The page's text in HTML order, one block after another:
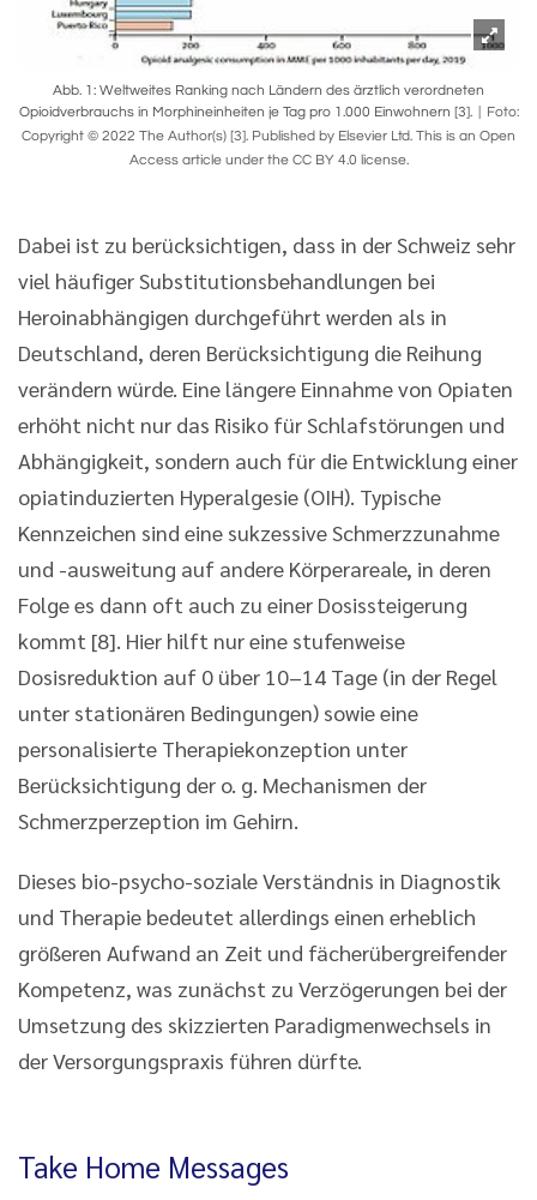
Abb. 1: Weltweites Ranking nach Ländern des ärztlich verordneten
Opioidverbrauchs in Morphineinheiten je Tag pro 1.000 Einwohnern [3].
Foto:
Copyright © 2022 The Author(s) [3]. Published by Elsevier Ltd. This is an Open
Access article under the CC BY 4.0 license.
Dabei ist zu berücksichtigen, dass in der Schweiz sehr
viel häufiger Substitutionsbehandlungen bei
Heroinabhängigen durchgeführt werden als in
Deutschland, deren Berücksichtigung die Reihung
verändern würde. Eine längere Einnahme von Opiaten
erhöht nicht nur das Risiko für Schlafstörungen und
Abhängigkeit, sondern auch für die Entwicklung einer
opiatinduzierten Hyperalgesie (OIH). Typische
Kennzeichen sind eine sukzessive Schmerzzunahme
und -ausweitung auf andere Körperareale, in deren
Folge es dann oft auch zu einer Dosissteigerung
kommt [8]. Hier hilft nur eine stufenweise
Dosisreduktion auf 0 über 10–14 Tage (in der Regel
unter stationären Bedingungen) sowie eine
personalisierte Therapiekonzeption unter
Berücksichtigung der o. g. Mechanismen der
Schmerzperzeption im Gehirn.
Dieses bio-psycho-soziale Verständnis in Diagnostik
und Therapie bedeutet allerdings einen erheblich
größeren Aufwand an Zeit und fächerübergreifender
Kompetenz, was zunächst zu Verzögerungen bei der
Umsetzung des skizzierten Paradigmenwechsels in
der Versorgungspraxis führen dürfte.
Take Home Messages